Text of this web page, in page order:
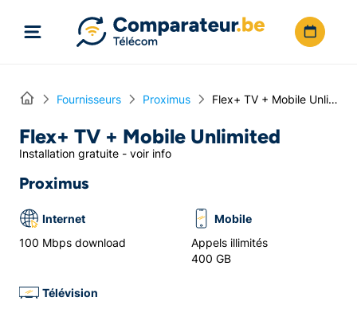
Home Fournisseurs Proximus Flex+ TV + Mobile Unlimited
Flex+ TV + Mobile Unlimited
Installation gratuite - voir info
Proximus
Internet
100 Mbps download
Mobile
Appels illimités
400 GB
Télévision